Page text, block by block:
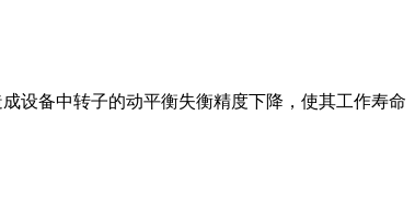
设备中转子的动平衡失衡精度下降，使其工作寿命